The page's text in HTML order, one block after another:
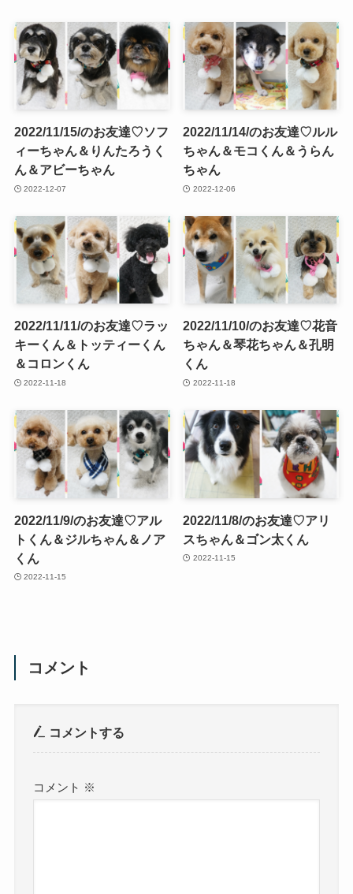
2022/11/15/のお友達♡ソフ
ィーちゃん＆りんたろうく
ん＆アビーちゃん
2022-12-07
2022/11/14/のお友達♡ルル
ちゃん＆モコくん＆うらん
ちゃん
2022-12-06
2022/11/11/のお友達♡ラッ
キーくん＆トッティーくん
＆コロンくん
2022-11-18
2022/11/10/のお友達♡花音
ちゃん＆琴花ちゃん＆孔明
くん
2022-11-18
2022/11/9/のお友達♡アル
トくん＆ジルちゃん＆ノア
くん
2022-11-15
2022/11/8/のお友達♡アリ
スちゃん＆ゴン太くん
2022-11-15
コメント
コメントする
コメント ※